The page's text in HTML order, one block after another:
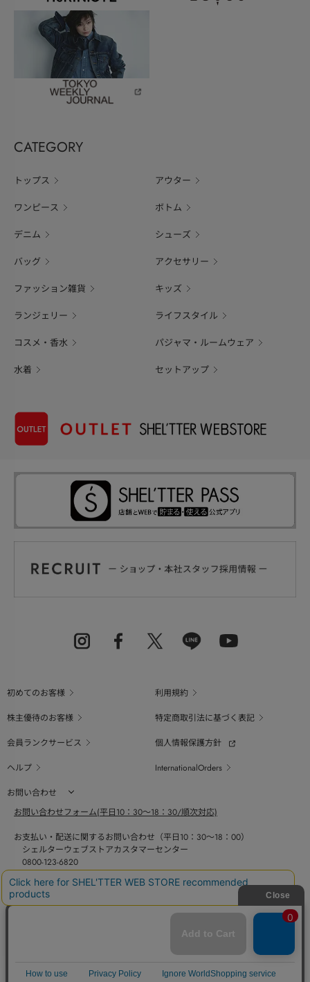
CATEGORY
トップス アウター
ワンピース ボトム
デニム シューズ
バッグ アクセサリー
ファッション雑貨 キッズ
ランジェリー ライフスタイル
コスメ・香水 パジャマ・ルームウェア
水着 セットアップ
初めてのお客様
利用規約
株主優待のお客様
特定商取引法に基づく表記
会員ランクサービス
個人情報保護方針
ヘルプ
InternationalOrders
お問い合わせ
お問い合わせフォーム(平日10：30～18：30/順次対応)
お支払い・配送に関するお問い合わせ（平日10：30～18：00）
シェルターウェブストアカスタマーセンター
0800-123-6820
商品の素材、サイズ、仕様等に関するお問い合せ（平日10：30～18：00）
バロックジャパンリミテッドコールセンター
03-6730-9191
採用情報